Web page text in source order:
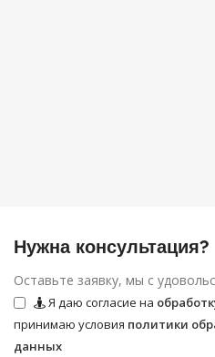
Нужна консультация?
Оставьте заявку, мы с
Я даю согласие на
принимаю условия политики
данных